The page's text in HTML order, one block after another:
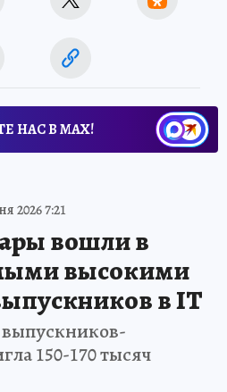
НАС В МАХ!
2026 7:21
вошли в
высокими
в IT
выпускников-
150-170 тысяч